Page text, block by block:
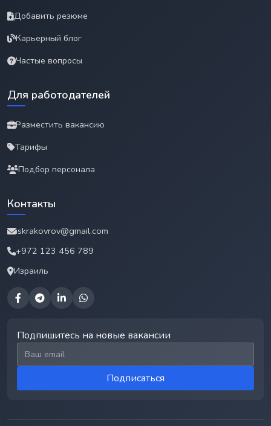
Добавить резюме
Карьерный блог
Частые вопросы
Для работодателей
Разместить вакансию
Тарифы
Подбор персонала
Контакты
iskrakovrov@gmail.com
+972 123 456 789
Израиль
Подпишитесь на новые вакансии
Email для подписки
Подписаться